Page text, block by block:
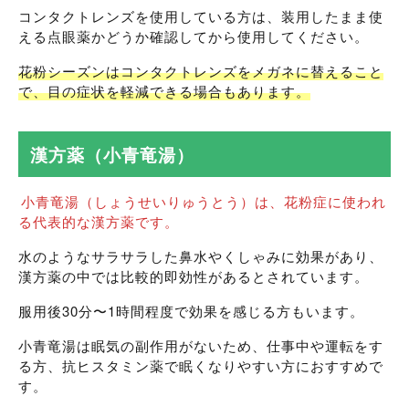
コンタクトレンズを使用している方は、装用したまま使
える点眼薬かどうか確認してから使用してください。
花粉シーズンはコンタクトレンズをメガネに替えること
で、目の症状を軽減できる場合もあります。
漢方薬（小青竜湯）
小青竜湯（しょうせいりゅうとう）は、花粉症に使われ
る代表的な漢方薬です。
水のようなサラサラした鼻水やくしゃみに効果があり、
漢方薬の中では比較的即効性があるとされています。
服用後30分〜1時間程度で効果を感じる方もいます。
小青竜湯は眠気の副作用がないため、仕事中や運転をす
る方、抗ヒスタミン薬で眠くなりやすい方におすすめで
す。